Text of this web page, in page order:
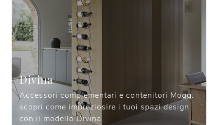
Divina
Accessori complementari e contenitori Mogg:
scopri come impreziosire i tuoi spazi design
con il modello Divina.